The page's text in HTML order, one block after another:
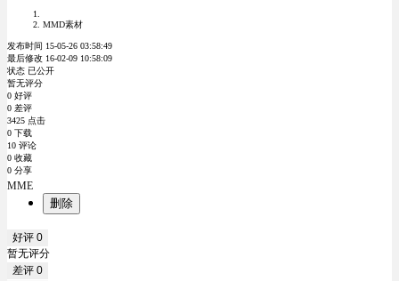
MMD素材
发布时间 15-05-26 03:58:49
最后修改 16-02-09 10:58:09
状态 已公开
暂无评分
0 好评
0 差评
3425 点击
0 下载
10 评论
0 收藏
0 分享
MME
删除
好评 0
暂无评分
差评 0